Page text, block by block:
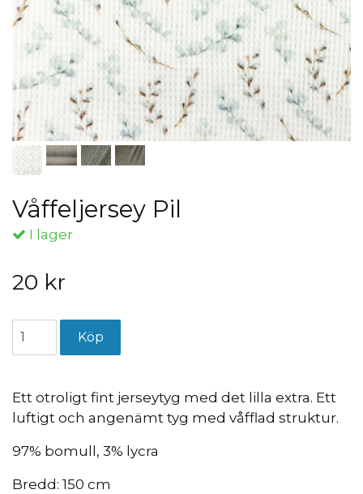
Våffeljersey Pil
I lager
20 kr
Ett otroligt fint jerseytyg med det lilla extra. Ett
luftigt och angenämt tyg med våfflad struktur.
97% bomull, 3% lycra
Bredd: 150 cm